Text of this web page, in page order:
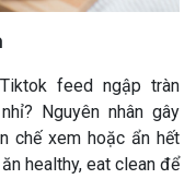
feed ngập tràn
Nguyên nhân gây
chế xem hoặc ẩn hết
healthy, eat clean để